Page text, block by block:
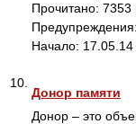
Прочитано: 7353
Начало:
10.
Донор памяти
Донор – это